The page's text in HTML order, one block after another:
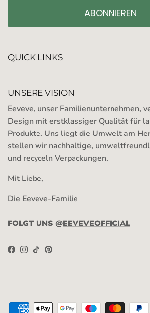
ABONNIEREN
QUICK LINKS
UNSERE VISION
Eeveve, unser Familienunternehmen,
Design mit erstklassiger Qualität für
Produkte. Uns liegt die Umwelt am
stellen wir nachhaltige,
und recyceln Verpackungen.
Mit Liebe,
Die Eeveve-Familie
FOLGT UNS @EEVEVEOFFICIAL
Facebook
Instagram
TikTokPinterest